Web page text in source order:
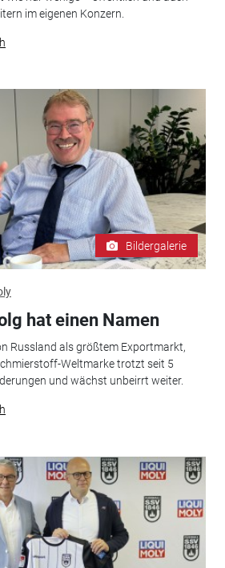
im eigenen Konzern.
Bildergalerie
hat einen Namen
Russland als größtem Exportmarkt,
Weltmarke trotzt seit 5
und wächst unbeirrt weiter.